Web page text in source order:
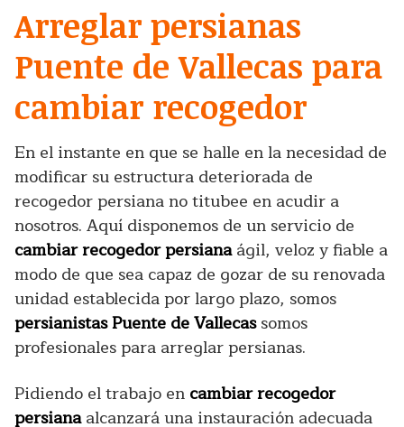
Arreglar persianas
Puente de Vallecas para
cambiar recogedor
En el instante en que se halle en la necesidad de
modificar su estructura deteriorada de
recogedor persiana no titubee en acudir a
nosotros. Aquí disponemos de un servicio de
cambiar recogedor persianaágil, veloz y fiable a
modo de que sea capaz de gozar de su renovada
unidad establecida por largo plazo, somos
persianistas Puente de Vallecassomos
profesionales para arreglar persianas.
Pidiendo el trabajo en cambiar recogedor
persianaalcanzará una instauración adecuada